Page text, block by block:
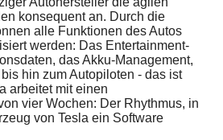
konsequent an. Durch die
alle Funktionen des Autos
werden: Das Entertainment-
das Akku-Management,
hin zum Autopiloten - das ist
arbeitet mit einen
vier Wochen: Der Rhythmus, in
von Tesla ein Software